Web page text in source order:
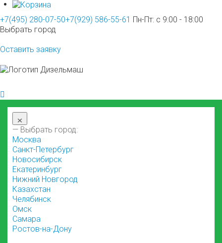
+7(495) 280-07-50+7(929) 586-55-61 Пн-Пт: с 9:00 - 18:00
Выбрать город
Оставить заявку
×
— Выбрать город:
Москва
Санкт-Петербург
Новосибирск
Екатеринбург
Нижний Новгород
Казахстан
Челябинск
Омск
Самара
Ростов-на-Дону